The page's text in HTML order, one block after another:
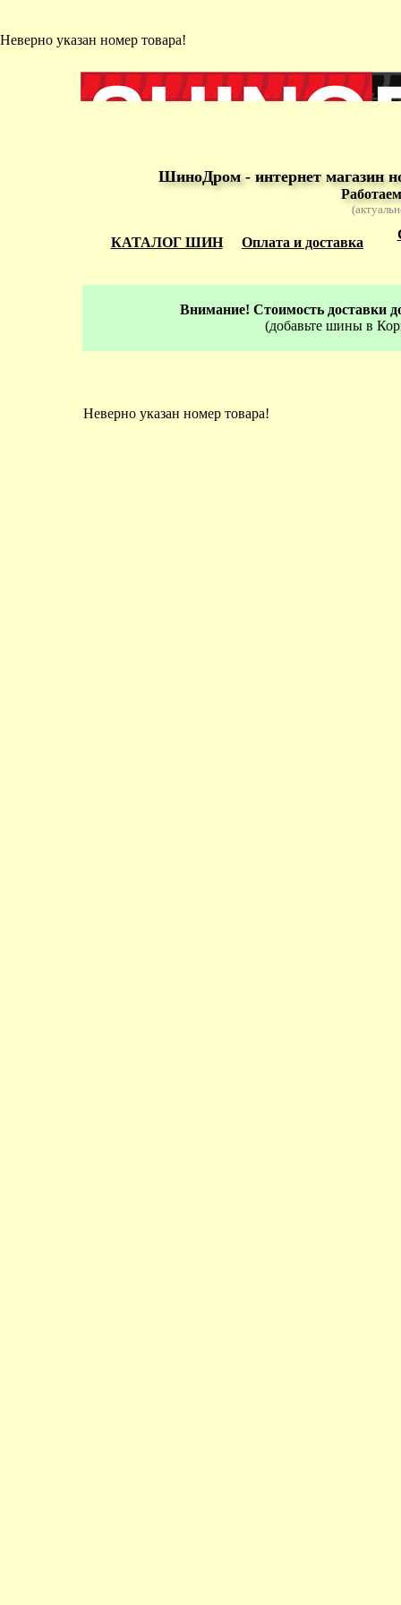
Неверно указан номер товара!
ШиноДром - интернет магазин
КАТАЛОГ ШИН Оплата и доставка
Внимание! Стоимость доставки
(добавьте шины в
Неверно указан номер товара!